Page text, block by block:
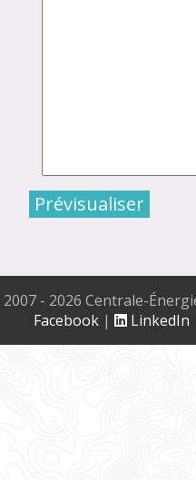
2007 - 2026 Centrale-
Facebook| LinkedIn